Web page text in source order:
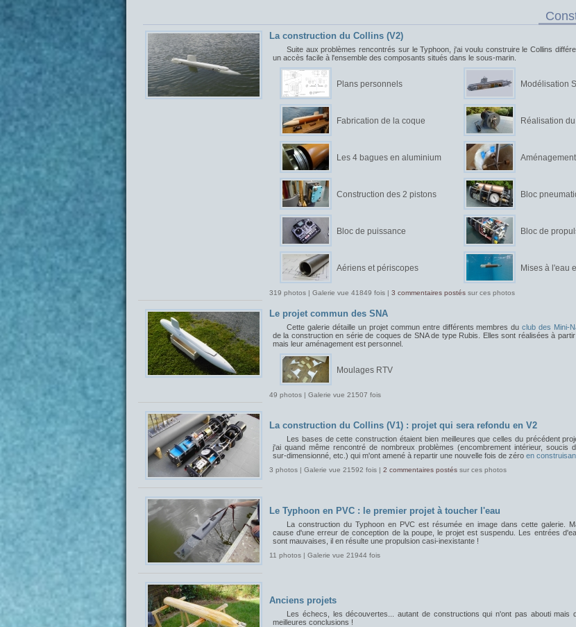
La construction du Collins (V2)
Suite aux problèmes rencontrés sur le Typhoon, j'ai voulu construire le Collins
un accès facile à l'ensemble des composants situés dans le sous-marin.
Plans personnels Modélisation
Fabrication de la coque Réalisation
Les 4 bagues en aluminium
Construction des 2 pistons Bloc
Bloc de puissance Bloc de
Aériens et périscopes Mises à l'eau
319 photos | Galerie vue 41849 fois | 3 commentaires postés sur ces photos
Le projet commun des SNA
Cette galerie détaille un projet commun entre différents membres duclub des Mini-
de la construction en série de coques de SNA de type Rubis. Elles sont réalisées à partir
mais leur aménagement est personnel.
Moulages RTV
49 photos | Galerie vue 21507 fois
La construction du Collins (V1) : projet qui sera refondu en V2
Les bases de cette construction étaient bien meilleures que celles du précédent
j'ai quand même rencontré de nombreux problèmes (encombrement intérieur, soucis
sur-dimensionné, etc.) qui m'ont amené à repartir une nouvelle fois de zéro en
3 photos | Galerie vue 21592 fois | 2 commentaires postés sur ces photos
Le Typhoon en PVC : le premier projet à toucher l'eau
La construction du Typhoon en PVC est résumée en image dans cette galerie.
cause d'une erreur de conception de la poupe, le projet est suspendu. Les entrées
sont mauvaises, il en résulte une propulsion casi-inexistante !
11 photos | Galerie vue 21944 fois
Anciens projets
Les échecs, les découvertes... autant de constructions qui n'ont pas abouti mais
meilleures conclusions !